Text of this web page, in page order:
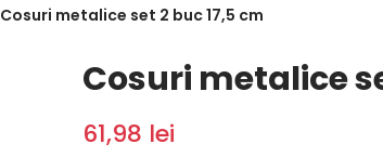
Cosuri metalice set 2 buc 17,5 cm
Cosuri metalice
61,98 lei